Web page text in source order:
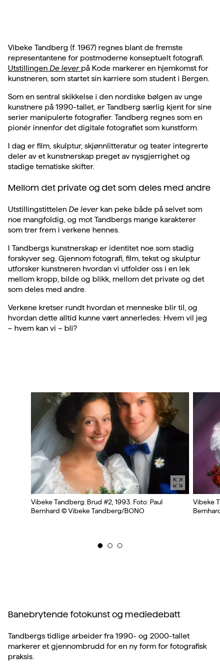
Vibeke Tandberg (f. 1967) regnes blant de fremste
representantene for postmoderne konseptuelt fotografi.
Utstillingen De lever på Kode markerer en hjemkomst for
kunstneren, som startet sin karriere som student i Bergen.
Som en sentral skikkelse i den nordiske bølgen av unge
kunstnere på 1990-tallet, er Tandberg særlig kjent for sine
serier manipulerte fotografier. Tandberg regnes som en
pionér innenfor det digitale fotografiet som kunstform.
I dag er film, skulptur, skjønnlitteratur og teater integrerte
deler av et kunstnerskap preget av nysgjerrighet og
stadige tematiske skifter.
Mellom det private og det som deles med andre
Utstillingstittelen De leverkan peke både på selvet som
noe mangfoldig, og mot Tandbergs mange karakterer
som trer frem i verkene hennes.
I Tandbergs kunstnerskap er identitet noe som stadig
forskyver seg. Gjennom fotografi, film, tekst og skulptur
utforsker kunstneren hvordan vi utfolder oss i en lek
mellom kropp, bilde og blikk, mellom det private og det
som deles med andre.
Verkene kretser rundt hvordan et menneske blir til, og
hvordan dette alltid kunne vært annerledes: Hvem vil jeg
– hvem kan vi – bli?
Vibeke Tandberg: Brud #2, 1993. Foto: Paul
Bernhard © Vibeke Tandberg/BONO
Vibeke
Banebrytende fotokunst og mediedebatt
Tandbergs tidlige arbeider fra 1990- og 2000-tallet
markerer et gjennombrudd for en ny form for fotografisk
praksis.